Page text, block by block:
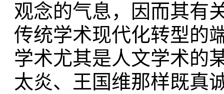
观念的气息，因而其有
传统学术现代化转型的
学术尤其是人文学术的
太炎、王国维那样既真